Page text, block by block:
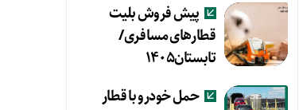
پیش فروش بلیت
قطارهای مسافری/
تابستان۱۴۰۵
حمل خودرو با قطار